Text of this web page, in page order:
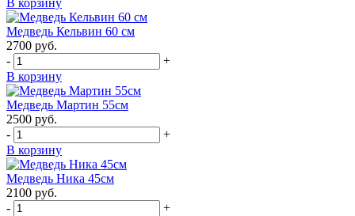
В корзину
Медведь Кельвин 60 см
2700 руб.
-
+
В корзину
Медведь Мартин 55см
2500 руб.
-
+
В корзину
Медведь Ника 45см
2100 руб.
-
+